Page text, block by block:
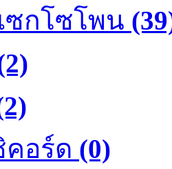
ซกโซโพน
อร์ด (0)